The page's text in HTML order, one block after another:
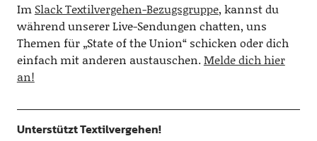
Im Slack Textilvergehen-Bezugsgruppe, kannst du
während unserer Live-Sendungen chatten, uns
Themen für „State of the Union“ schicken oder dich
einfach mit anderen austauschen.Melde dich hier
an!
Unterstützt Textilvergehen!